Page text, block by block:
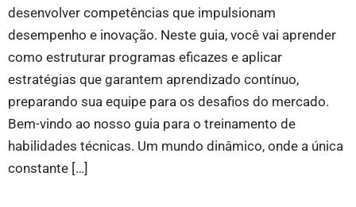
desenvolver competências que impulsionam
desempenho e inovação. Neste guia, você vai aprender
como estruturar programas eficazes e aplicar
estratégias que garantem aprendizado contínuo,
preparando sua equipe para os desafios do mercado.
Bem-vindo ao nosso guia para o treinamento de
habilidades técnicas. Um mundo dinâmico, onde a única
constante […]